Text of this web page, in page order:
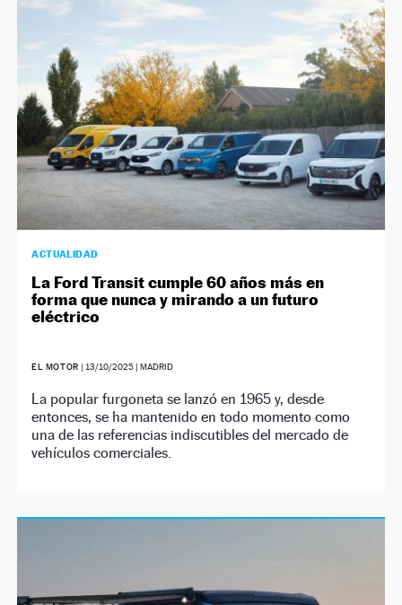
SÍGUENOS
ACTUALIDAD
La Ford Transit cumple 60 años más en
forma que nunca y mirando a un futuro
eléctrico
EL MOTOR | 13/10/2025| MADRID
La popular furgoneta se lanzó en 1965 y, desde
entonces, se ha mantenido en todo momento como
una de las referencias indiscutibles del mercado de
vehículos comerciales.